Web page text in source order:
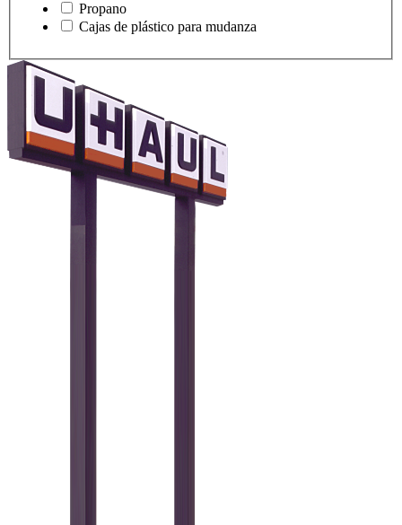
Propano
Cajas de plástico para mudanza